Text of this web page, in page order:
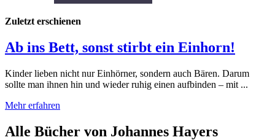
Zuletzt erschienen
Ab ins Bett, sonst stirbt ein Einhorn!
Kinder lieben nicht nur Einhörner, sondern auch Bären. Darum
sollte man ihnen hin und wieder ruhig einen aufbinden – mit ...
Mehr erfahren
Alle Bücher von Johannes Hayers